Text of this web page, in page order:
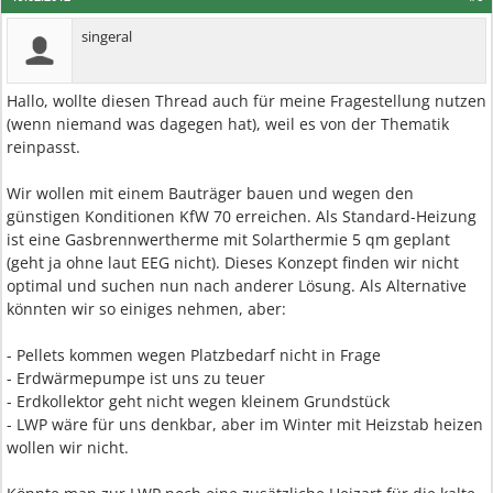
singeral
Hallo, wollte diesen Thread auch für meine Fragestellung nutzen
(wenn niemand was dagegen hat), weil es von der Thematik
reinpasst.
Wir wollen mit einem Bauträger bauen und wegen den
günstigen Konditionen KfW 70 erreichen. Als Standard-Heizung
ist eine Gasbrennwertherme mit Solarthermie 5 qm geplant
(geht ja ohne laut EEG nicht). Dieses Konzept finden wir nicht
optimal und suchen nun nach anderer Lösung. Als Alternative
könnten wir so einiges nehmen, aber:
- Pellets kommen wegen Platzbedarf nicht in Frage
- Erdwärmepumpe ist uns zu teuer
- Erdkollektor geht nicht wegen kleinem Grundstück
- LWP wäre für uns denkbar, aber im Winter mit Heizstab heizen
wollen wir nicht.